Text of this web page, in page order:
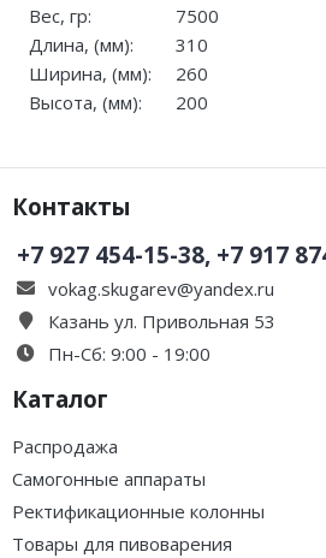
Вес, гр:
7500
Длина, (мм):
310
Ширина, (мм):
260
Высота, (мм):
200
Контакты
+7 927 454-15-38, +7 917
vokag.skugarev@yandex.ru
Казань ул. Привольная 53
Пн-Сб: 9:00 - 19:00
Каталог
Распродажа
Самогонные аппараты
Ректификационные колонны
Товары для пивоварения